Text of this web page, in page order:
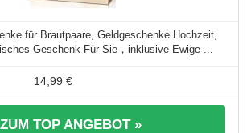
für Brautpaare, Geldgeschenke Hochzeit,
Geschenk Für Sie，inklusive Ewige ...
14,99 €
ZUM TOP ANGEBOT »